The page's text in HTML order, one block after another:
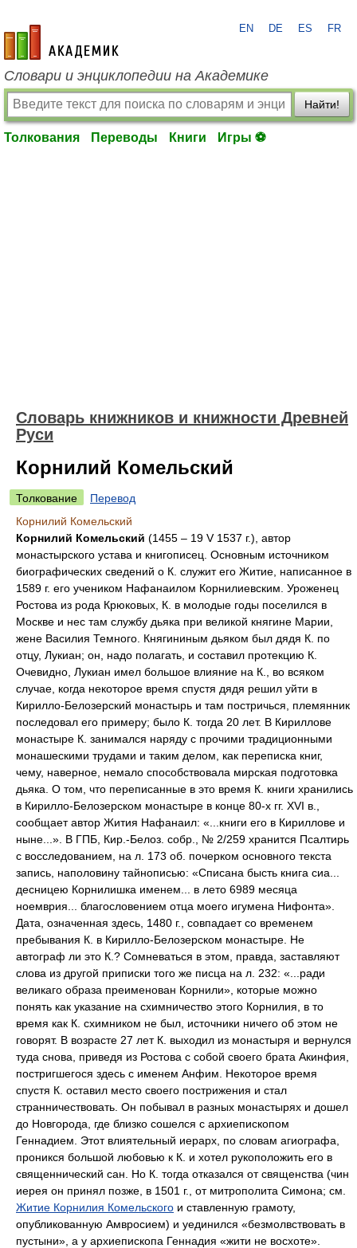
academic.ru
EN DE ES FR
Словари и энциклопедии на Академике
Найти!
Толкования Переводы Книги Игры ⚽
Словарь книжников и книжности Древней
Руси
Корнилий Комельский
Толкование
Перевод
Корнилий Комельский
Корнилий Комельский (1455 – 19 V 1537 г.), автор
монастырского устава и книгописец. Основным источником
биографических сведений о К. служит его Житие, написанное в
1589 г. его учеником Нафанаилом Корнилиевским. Уроженец
Ростова из рода Крюковых, К. в молодые годы поселился в
Москве и нес там службу дьяка при великой княгине Марии,
жене Василия Темного. Княгининым дьяком был дядя К. по
отцу, Лукиан; он, надо полагать, и составил протекцию К.
Очевидно, Лукиан имел большое влияние на К., во всяком
случае, когда некоторое время спустя дядя решил уйти в
Кирилло-Белозерский монастырь и там постричься, племянник
последовал его примеру; было К. тогда 20 лет. В Кириллове
монастыре К. занимался наряду с прочими традиционными
монашескими трудами и таким делом, как переписка книг,
чему, наверное, немало способствовала мирская подготовка
дьяка. О том, что переписанные в это время К. книги хранились
в Кирилло-Белозерском монастыре в конце 80-х гг. XVI в.,
сообщает автор Жития Нафанаил: «...книги его в Кириллове и
ныне...». В ГПБ, Кир.-Белоз. собр., № 2/259 хранится Псалтирь
с восследованием, на л. 173 об. почерком основного текста
запись, наполовину тайнописью: «Списана бысть книга сиа...
десницею Корнилишка именем... в лето 6989 месяца
ноемврия... благословением отца моего игумена Нифонта».
Дата, означенная здесь, 1480 г., совпадает со временем
пребывания К. в Кирилло-Белозерском монастыре. Не
автограф ли это К.? Сомневаться в этом, правда, заставляют
слова из другой приписки того же писца на л. 232: «...ради
великаго образа преименован Корнили», которые можно
понять как указание на схимничество этого Корнилия, в то
время как К. схимником не был, источники ничего об этом не
говорят. В возрасте 27 лет К. выходил из монастыря и вернулся
туда снова, приведя из Ростова с собой своего брата Акинфия,
постригшегося здесь с именем Анфим. Некоторое время
спустя К. оставил место своего пострижения и стал
странничествовать. Он побывал в разных монастырях и дошел
до Новгорода, где близко сошелся с архиепископом
Геннадием. Этот влиятельный иерарх, по словам агиографа,
проникся большой любовью к К. и хотел рукоположить его в
священнический сан. Но К. тогда отказался от священства (чин
иерея он принял позже, в 1501 г., от митрополита Симона; см.
Житие Корнилия Комельского и ставленную грамоту,
опубликованную Амвросием) и уединился «безмолвствовать в
пустыни», а у архиепископа Геннадия «жити не восхоте».